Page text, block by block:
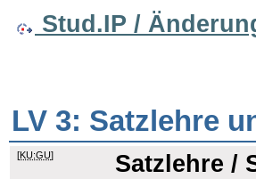
Stud.IP /
LV 3: Satzlehre
[KU:GU] Satzlehre /